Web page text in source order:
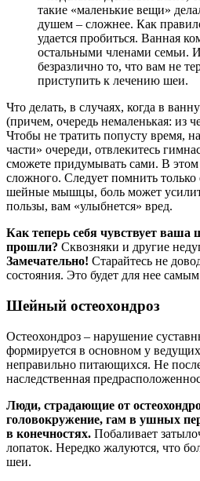
такие «маленькие вещи»
душем – сложнее. Как
удается пробиться. Ванная
остальными членами семьи.
безразлично то, что вам не
приступить к лечению шеи.
Что делать, в случаях, когда в
(причем, очередь немаленькая: из
Чтобы не тратить попусту время,
части» очереди, отвлекитесь
сможете придумывать сами. В этом
сложного. Следует помнить
шейные мышцы, боль может
пользы, вам «улыбнется» вред.
Как теперь себя чувствует ваша
прошли? Сквозняки и другие
Замечательно! Старайтесь не
состояния. Это будет для нее
Шейный остеохондроз
Остеохондроз – нарушение
формируется в основном у
неправильно питающихся. Не
наследственная
Люди, страдающие от
головокружение, гам в ушных
в конечностях. Побаливает
лопаток. Нередко жалуются, что
шеи.